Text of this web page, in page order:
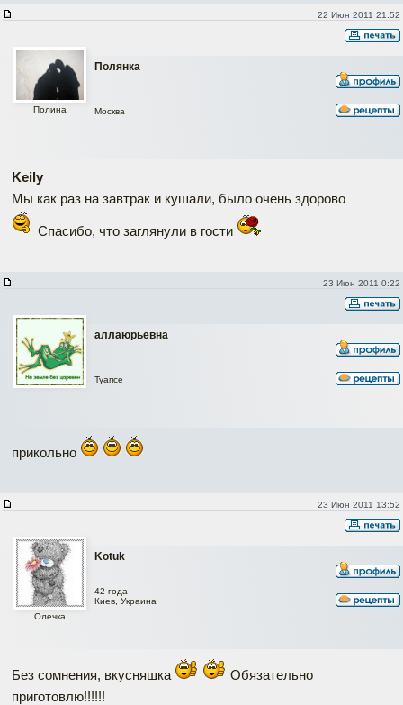
22 Июн 2011 21:52
Полянка
Полина Москва
Keily
Мы как раз на завтрак и кушали, было очень здорово
Спасибо, что заглянули в гости
23 Июн 2011 0:22
аллаюрьевна
Туапсе
прикольно
23 Июн 2011 13:52
Kotuk
Олечка
42 года
Киев, Украина
Без сомнения, вкусняшка
Обязательно
приготовлю!!!!!!